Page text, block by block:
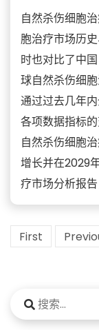
自然杀伤细胞
胞治疗市场历
时也对比了中
球自然杀伤细胞
通过过去几年
各项数据指标
自然杀伤细胞
增长并在2029
疗市场分析报
First